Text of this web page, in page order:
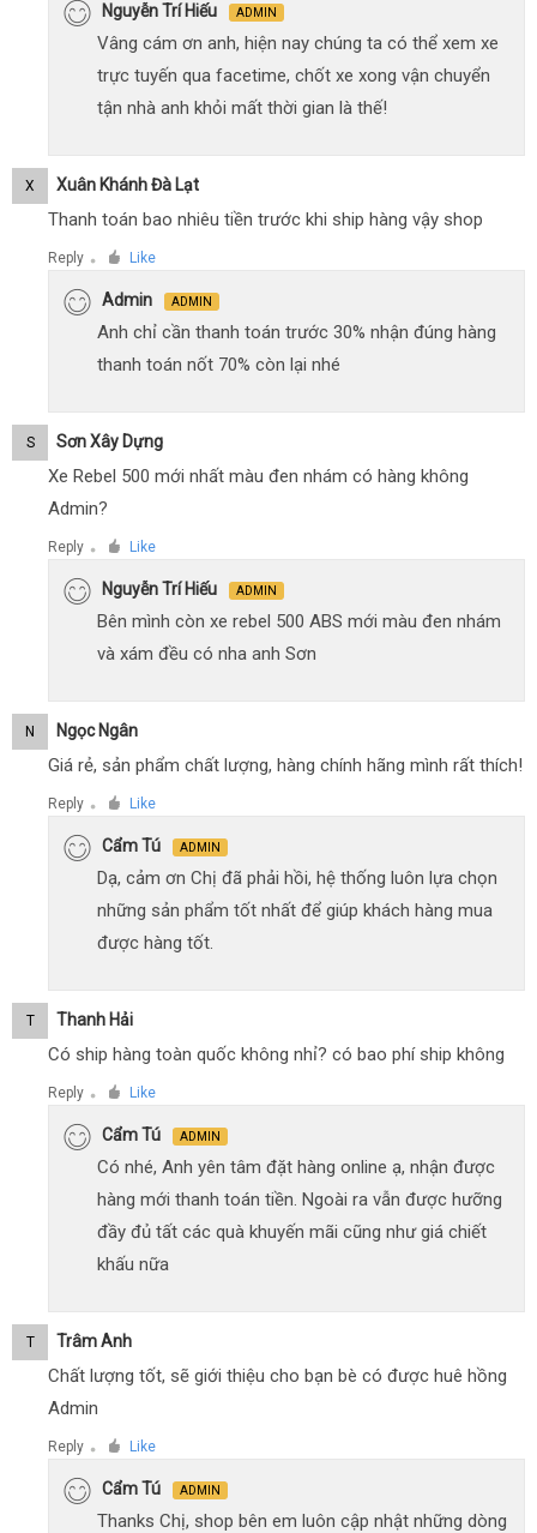
Nguyễn Trí Hiếu ADMIN
Vâng cám ơn anh, hiện nay chúng ta có thể xem xe
trực tuyến qua facetime, chốt xe xong vận chuyển
tận nhà anh khỏi mất thời gian là thế!
X Xuân Khánh Đà Lạt
Thanh toán bao nhiêu tiền trước khi ship hàng vậy shop
Reply ● Like
Admin ADMIN
Anh chỉ cần thanh toán trước 30% nhận đúng hàng
thanh toán nốt 70% còn lại nhé
S Sơn Xây Dựng
Xe Rebel 500 mới nhất màu đen nhám có hàng không
Admin?
Reply ● Like
Nguyễn Trí Hiếu ADMIN
Bên mình còn xe rebel 500 ABS mới màu đen nhám
và xám đều có nha anh Sơn
N Ngọc Ngân
Giá rẻ, sản phẩm chất lượng, hàng chính hãng mình rất thích!
Reply ● Like
Cẩm Tú ADMIN
Dạ, cảm ơn Chị đã phải hồi, hệ thống luôn lựa chọn
những sản phẩm tốt nhất để giúp khách hàng mua
được hàng tốt.
T Thanh Hải
Có ship hàng toàn quốc không nhỉ? có bao phí ship không
Reply ● Like
Cẩm Tú ADMIN
Có nhé, Anh yên tâm đặt hàng online ạ, nhận được
hàng mới thanh toán tiền. Ngoài ra vẫn được hưỡng
đầy đủ tất các quà khuyến mãi cũng như giá chiết
khấu nữa
T Trâm Anh
Chất lượng tốt, sẽ giới thiệu cho bạn bè có được huê hồng
Admin
Reply ● Like
Cẩm Tú ADMIN
Thanks Chị, shop bên em luôn cập nhật những dòng